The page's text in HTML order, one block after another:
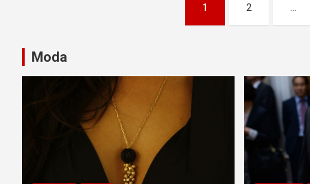
g
1 2 …
Moda